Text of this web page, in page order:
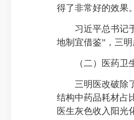
得了非常好的效果。
习近平总书记于
地制宜借鉴”，三
（二）医药卫生
三明医改破除了
结构中药品耗材占
医生灰色收入阳光